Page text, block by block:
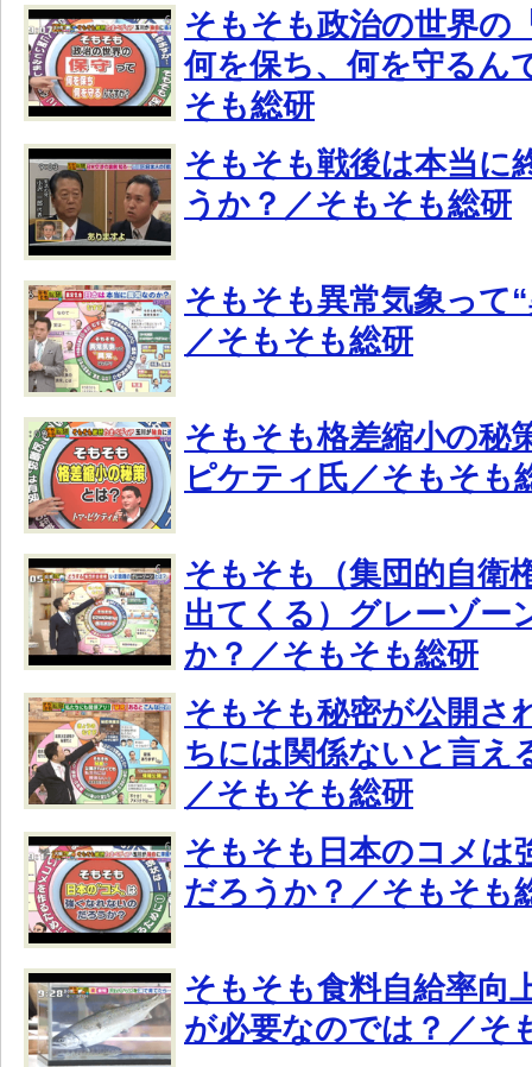
そもそも政治の世界の
何を保ち、何を守るん
そも総研
そもそも戦後は本当に
うか？／そもそも総研
そもそも異常気象って
／そもそも総研
そもそも格差縮小の秘
ピケティ氏／そもそも
そもそも（集団的自衛
出てくる）グレーゾー
か？／そもそも総研
そもそも秘密が公開さ
ちには関係ないと言え
／そもそも総研
そもそも日本のコメは
だろうか？／そもそも
そもそも食料自給率向
が必要なのでは？／そ